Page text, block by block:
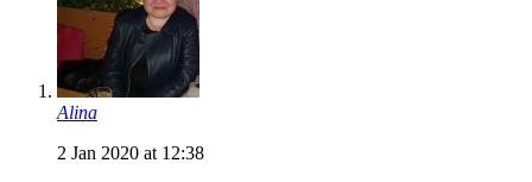
Alina
2 Jan 2020 at 12:38